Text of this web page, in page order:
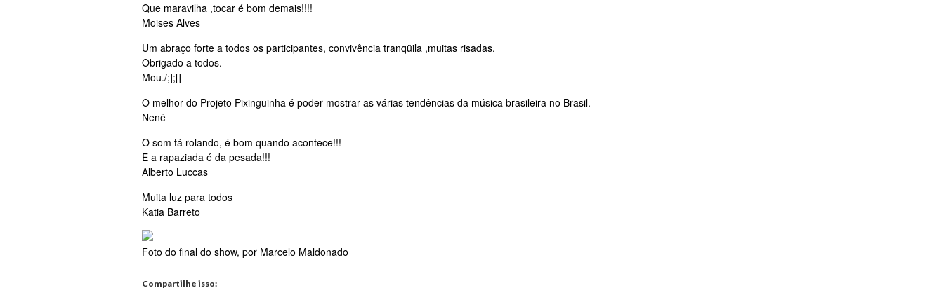
Que maravilha ,tocar é bom demais!!!!
Moises Alves
Um abraço forte a todos os participantes, convivência tranqüila ,muitas risadas.
Obrigado a todos.
Mou./;];[]
O melhor do Projeto Pixinguinha é poder mostrar as várias tendências da música brasileira no Brasil.
Nenê
O som tá rolando, é bom quando acontece!!!
E a rapaziada é da pesada!!!
Alberto Luccas
Muita luz para todos
Katia Barreto
Foto do final do show, por Marcelo Maldonado
Compartilhe isso: